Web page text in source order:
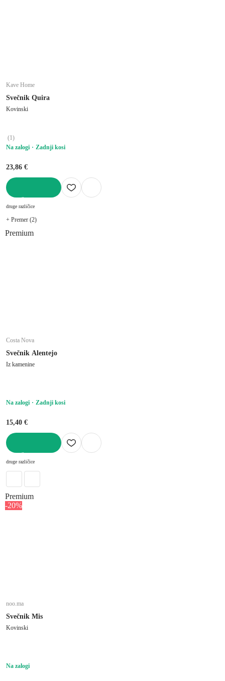
Kave Home
Svečnik Quira
Kovinski
(1)
Na zalogi
Zadnji kosi
23,86 €
druge različice
+ Premer (2)
Premium
Costa Nova
Svečnik Alentejo
Iz kamenine
Na zalogi Zadnji kosi
15,40 €
druge različice
Premium
-20%
noo.ma
Svečnik Mis
Kovinski
Na zalogi